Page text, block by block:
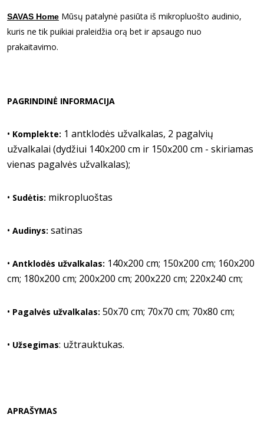
SAVAS Home Mūsų patalynė pasiūta iš mikropluošto audinio,
kuris ne tik puikiai praleidžia orą bet ir apsaugo nuo
prakaitavimo.
PAGRINDINĖ INFORMACIJA
• Komplekte: 1 antklodės užvalkalas, 2 pagalvių
užvalkalai (dydžiui 140x200 cm ir 150x200 cm - skiriamas
vienas pagalvės užvalkalas);
• Sudėtis: mikropluoštas
• Audinys: satinas
• Antklodės užvalkalas: 140x200 cm; 150x200 cm; 160x200
cm; 180x200 cm; 200x200 cm; 200x220 cm; 220x240 cm;
• Pagalvės užvalkalas: 50x70 cm; 70x70 cm; 70x80 cm;
• Užsegimas: užtrauktukas.
APRAŠYMAS